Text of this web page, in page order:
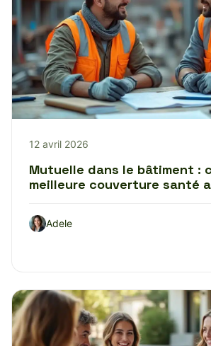
12 avril 2026
Mutuelle dans le bâtiment :
meilleure couverture santé
Adele